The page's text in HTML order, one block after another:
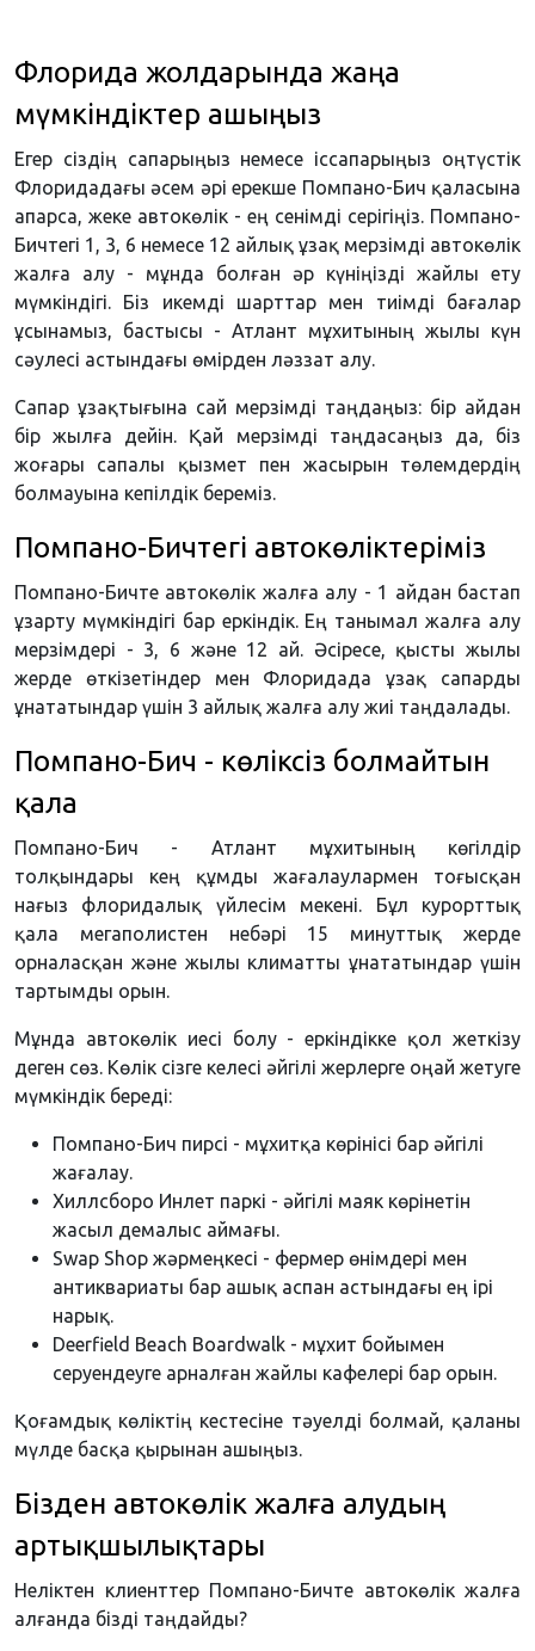
Флорида жолдарында жаңа
мүмкіндіктер ашыңыз
Егер сіздің сапарыңыз немесе іссапарыңыз оңтүстік
Флоридадағы әсем әрі ерекше Помпано-Бич қаласына
апарса, жеке автокөлік - ең сенімді серігіңіз. Помпано-
Бичтегі 1, 3, 6 немесе 12 айлық ұзақ мерзімді автокөлік
жалға алу - мұнда болған әр күніңізді жайлы ету
мүмкіндігі. Біз икемді шарттар мен тиімді бағалар
ұсынамыз, бастысы - Атлант мұхитының жылы күн
сәулесі астындағы өмірден ләззат алу.
Сапар ұзақтығына сай мерзімді таңдаңыз: бір айдан
бір жылға дейін. Қай мерзімді таңдасаңыз да, біз
жоғары сапалы қызмет пен жасырын төлемдердің
болмауына кепілдік береміз.
Помпано-Бичтегі автокөліктеріміз
Помпано-Бичте автокөлік жалға алу - 1 айдан бастап
ұзарту мүмкіндігі бар еркіндік. Ең танымал жалға алу
мерзімдері - 3, 6 және 12 ай. Әсіресе, қысты жылы
жерде өткізетіндер мен Флоридада ұзақ сапарды
ұнататындар үшін 3 айлық жалға алу жиі таңдалады.
Помпано-Бич - көліксіз болмайтын
қала
Помпано-Бич - Атлант мұхитының көгілдір
толқындары кең құмды жағалаулармен тоғысқан
нағыз флоридалық үйлесім мекені. Бұл курорттық
қала мегаполистен небәрі 15 минуттық жерде
орналасқан және жылы климатты ұнататындар үшін
тартымды орын.
Мұнда автокөлік иесі болу - еркіндікке қол жеткізу
деген сөз. Көлік сізге келесі әйгілі жерлерге оңай жетуге
мүмкіндік береді:
Помпано-Бич пирсі - мұхитқа көрінісі бар әйгілі
жағалау.
Хиллсборо Инлет паркі - әйгілі маяк көрінетін
жасыл демалыс аймағы.
Swap Shop жәрмеңкесі - фермер өнімдері мен
антиквариаты бар ашық аспан астындағы ең ірі
нарық.
Deerfield Beach Boardwalk - мұхит бойымен
серуендеуге арналған жайлы кафелері бар орын.
Қоғамдық көліктің кестесіне тәуелді болмай, қаланы
мүлде басқа қырынан ашыңыз.
Бізден автокөлік жалға алудың
артықшылықтары
Неліктен клиенттер Помпано-Бичте автокөлік жалға
алғанда бізді таңдайды?